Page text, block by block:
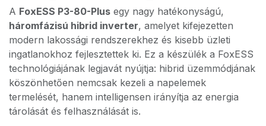
A FoxESS P3-80-Plus egy nagy hatékonyságú,
háromfázisú hibrid inverter, amelyet kifejezetten
modern lakossági rendszerekhez és kisebb üzleti
ingatlanokhoz fejlesztettek ki. Ez a készülék a FoxESS
technológiájának legjavát nyújtja: hibrid üzemmódjának
köszönhetően nemcsak kezeli a napelemek
termelését, hanem intelligensen irányítja az energia
tárolását és felhasználását is.